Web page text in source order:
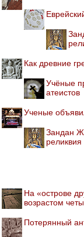
Как древние
Учёные
атеистов
Ученые
Зандан
На «острове
возрастом
Потерянный